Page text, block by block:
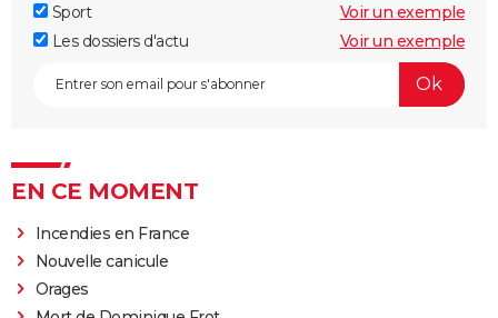
Sport
Voir un exemple
Les dossiers d'actu
Voir un exemple
EN CE MOMENT
Incendies en France
Nouvelle canicule
Orages